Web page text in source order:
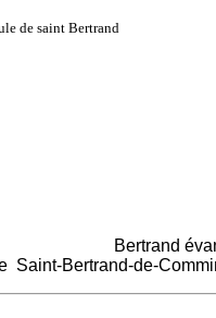
Bertrand
Saint-Bertrand-de-